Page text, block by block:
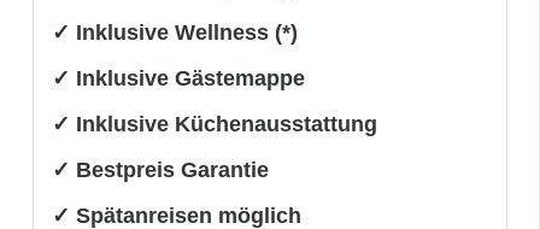
✓ Inklusive Wellness (*)
✓ Inklusive Gästemappe
✓ Inklusive Küchenausstattung
✓ Bestpreis Garantie
✓ Spätanreisen möglich